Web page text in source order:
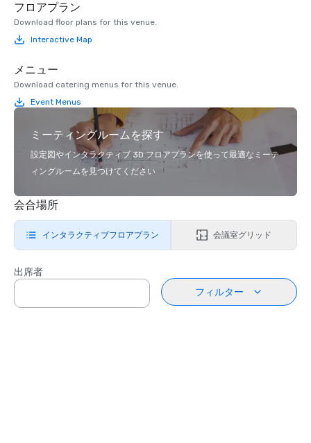
フロアプラン
Download floor plans for this venue.
Interactive Map
メニュー
Download catering menus for this venue.
Event Menus
ミーティングルームを探す
設定図やインタラクティブ 3D フロアプランを使って最適なミーテ
ィングルームを見つけてください
会合場所
インタラクティブフロアプラン 会議室グリッド
出席者
フィルター